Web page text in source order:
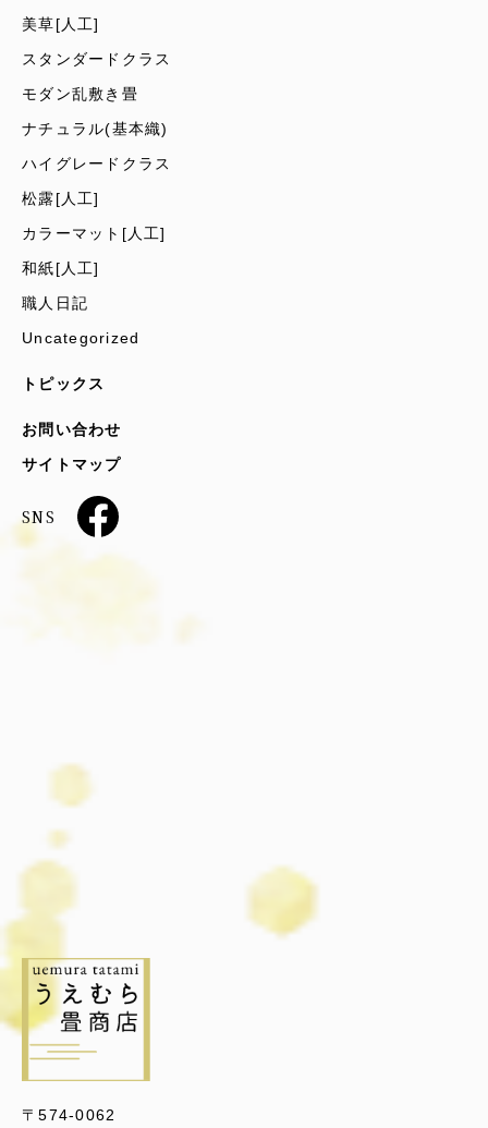
美草[人工]
スタンダードクラス
モダン乱敷き畳
ナチュラル(基本織)
ハイグレードクラス
松露[人工]
カラーマット[人工]
和紙[人工]
職人日記
Uncategorized
トピックス
お問い合わせ
サイトマップ
SNS
〒574-0062